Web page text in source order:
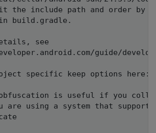
the include path and order by
build.gradle.
see
guide/
specific keep options here:
is useful if you
are using a system that